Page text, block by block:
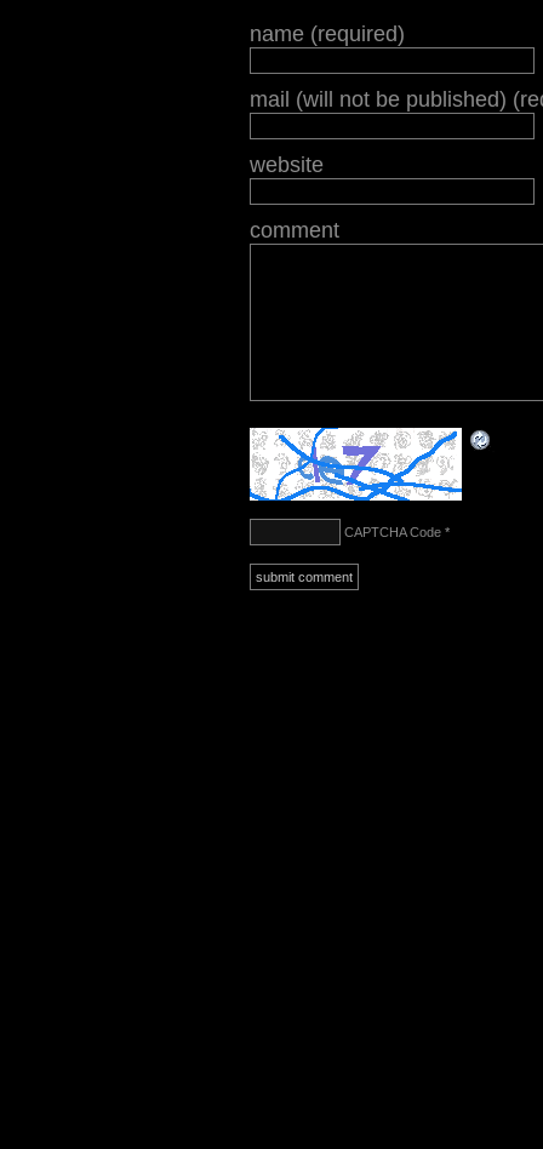
name (required)
mail (will not be published)
website
comment
CAPTCHA Code *